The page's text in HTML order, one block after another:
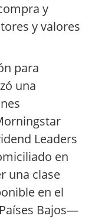
y
y valores
para
una
Leaders
en
una clase
en el
Bajos—